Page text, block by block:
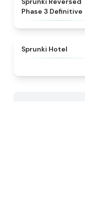
Phase 3 Definitive
Sprunki Hotel